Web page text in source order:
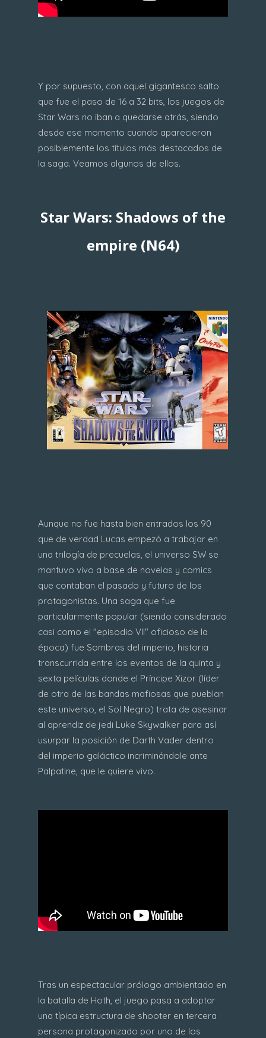
Y por supuesto, con aquel gigantesco salto
que fue el paso de 16 a 32 bits, los juegos de
Star Wars no iban a quedarse atrás, siendo
desde ese momento cuando aparecieron
posiblemente los títulos más destacados de
la saga. Veamos algunos de ellos.
Star Wars: Shadows of the
empire (N64)
Aunque no fue hasta bien entrados los 90
que de verdad Lucas empezó a trabajar en
una trilogía de precuelas, el universo SW se
mantuvo vivo a base de novelas y comics
que contaban el pasado y futuro de los
protagonistas. Una saga que fue
particularmente popular (siendo considerado
casi como el "episodio VII" oficioso de la
época) fue Sombras del imperio, historia
transcurrida entre los eventos de la quinta y
sexta películas donde el Príncipe Xizor (líder
de otra de las bandas mafiosas que pueblan
este universo, el Sol Negro) trata de asesinar
al aprendiz de jedi Luke Skywalker para así
usurpar la posición de Darth Vader dentro
del imperio galáctico incriminándole ante
Palpatine, que le quiere vivo.
Tras un espectacular prólogo ambientado en
la batalla de Hoth, el juego pasa a adoptar
una típica estructura de shooter en tercera
persona protagonizado por uno de los